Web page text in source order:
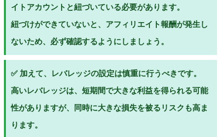
イトアカウントと紐づいている必要があります。
紐づけができていないと、アフィリエイト報酬が発生し
ないため、必ず確認するようにしましょう。
✅ 加えて、レバレッジの設定は慎重に行うべきです。
高いレバレッジは、短期間で大きな利益を得られる可能
性がありますが、同時に大きな損失を被るリスクも高ま
ります。